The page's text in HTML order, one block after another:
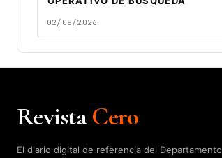
02/08/2026
RevistaCero
El diario digital de referencia del Departamento